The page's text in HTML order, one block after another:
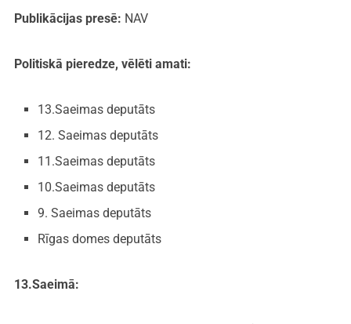
Publikācijas presē: NAV
Politiskā pieredze, vēlēti amati:
13.Saeimas deputāts
12. Saeimas deputāts
11.Saeimas deputāts
10.Saeimas deputāts
9. Saeimas deputāts
Rīgas domes deputāts
13.Saeimā: